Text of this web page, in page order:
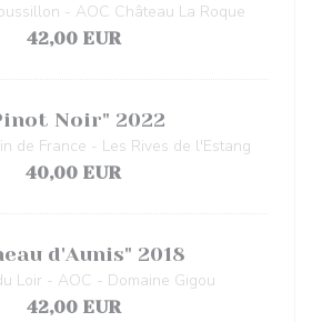
- AOC Château La Roque
42,00 EUR
Noir" 2022
de France - Les Rives de l'Estang
40,00 EUR
d'Aunis" 2018
Loir - AOC - Domaine Gigou
42,00 EUR